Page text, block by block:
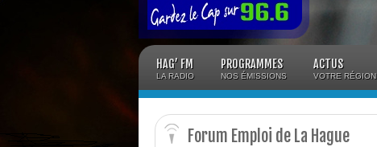
HAG’ FM
LA RADIO
PROGRAMMES
NOS ÉMISSIONS
ACTUS
VOTRE RÉGION
Forum Emploi de La Hague